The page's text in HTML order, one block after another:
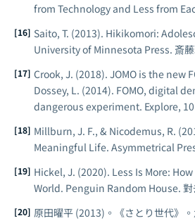
from Technology and Less from
Saito, T. (2013). Hikikomori:
University of Minnesota Press. 斎
Crook, J. (2018). JOMO is the new
Dossey, L. (2014). FOMO, digital
dangerous experiment. Explore,
Millburn, J. F., & Nicodemus, R.
Meaningful Life. Asymmetrical
Hickel, J. (2020). Less Is More:
World. Penguin Random House. 對
原田曜平 (2013)。《さとり世代》。